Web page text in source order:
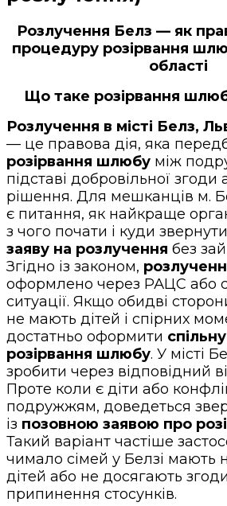
Розлучення Белз — як
процедуру розірвання
області
Що таке розірвання
Розлучення в місті Белз,
— це правова дія, яка
розірвання шлюбу між
підставі добровільної згоди
рішення. Для мешканців м.
є питання, як найкраще
з чого почати і куди
заяву на розлучення без
Згідно із законом,
оформлено через РАЦС або
ситуації. Якщо обидві
не мають дітей і спірних
достатньо оформити
розірвання шлюбу. У місті
зробити через відповідний
Проте коли є діти або
подружжям, доведеться
із позовною заявою про
Такий варіант частіше
чимало сімей у Белзі мають
дітей або не досягають
припинення стосунків.